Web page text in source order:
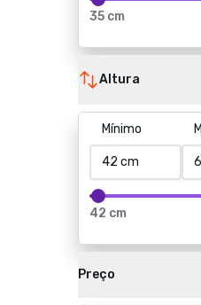
35 cm
Altura
Mínimo
42 cm
Preço